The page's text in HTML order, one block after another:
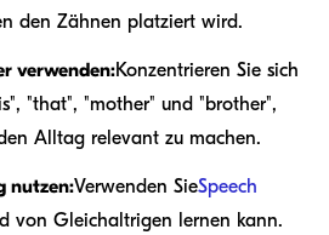
den Zähnen platziert wird.
verwenden:Konzentrieren Sie sich
"that", "mother" und "brother",
Alltag relevant zu machen.
nutzen:Verwenden SieSpeech
von Gleichaltrigen lernen kann.